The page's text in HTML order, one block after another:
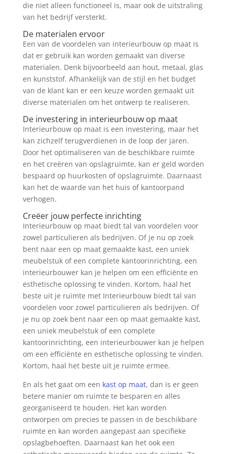
die niet alleen functioneel is, maar ook de uitstraling
van het bedrijf versterkt.
De materialen ervoor
Een van de voordelen van interieurbouw op maat is
dat er gebruik kan worden gemaakt van diverse
materialen. Denk bijvoorbeeld aan hout, metaal, glas
en kunststof. Afhankelijk van de stijl en het budget
van de klant kan er een keuze worden gemaakt uit
diverse materialen om het ontwerp te realiseren.
De investering in interieurbouw op maat
Interieurbouw op maat is een investering, maar het
kan zichzelf terugverdienen in de loop der jaren.
Door het optimaliseren van de beschikbare ruimte
en het creëren van opslagruimte, kan er geld worden
bespaard op huurkosten of opslagruimte. Daarnaast
kan het de waarde van het huis of kantoorpand
verhogen.
Creëer jouw perfecte inrichting
Interieurbouw op maat biedt tal van voordelen voor
zowel particulieren als bedrijven. Of je nu op zoek
bent naar een op maat gemaakte kast, een uniek
meubelstuk of een complete kantoorinrichting, een
interieurbouwer kan je helpen om een efficiënte en
esthetische oplossing te vinden. Kortom, haal het
beste uit je ruimte met Interieurbouw biedt tal van
voordelen voor zowel particulieren als bedrijven. Of
je nu op zoek bent naar een op maat gemaakte kast,
een uniek meubelstuk of een complete
kantoorinrichting, een interieurbouwer kan je helpen
om een efficiënte en esthetische oplossing te vinden.
Kortom, haal het beste uit je ruimte ermee.
En als het gaat om een kast op maat, dan is er geen
betere manier om ruimte te besparen en alles
georganiseerd te houden. Het kan worden
ontworpen om precies te passen in de beschikbare
ruimte en kan worden aangepast aan specifieke
opslagbehoeften. Daarnaast kan het ook een